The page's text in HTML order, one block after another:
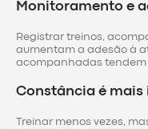
Monitoramento e
Registrar treinos,
aumentam a adesão à
acompanhadas tendem
Constância é
Treinar menos vezes,